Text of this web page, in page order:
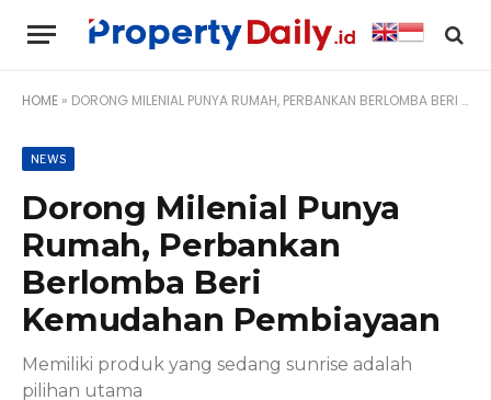
HOME » DORONG MILENIAL PUNYA RUMAH, PERBANKAN BERLOMBA BERI KEMUDAHAN PEMBIAYAAN
NEWS
Dorong Milenial Punya
Rumah, Perbankan
Berlomba Beri
Kemudahan Pembiayaan
Memiliki produk yang sedang sunrise adalah
pilihan utama